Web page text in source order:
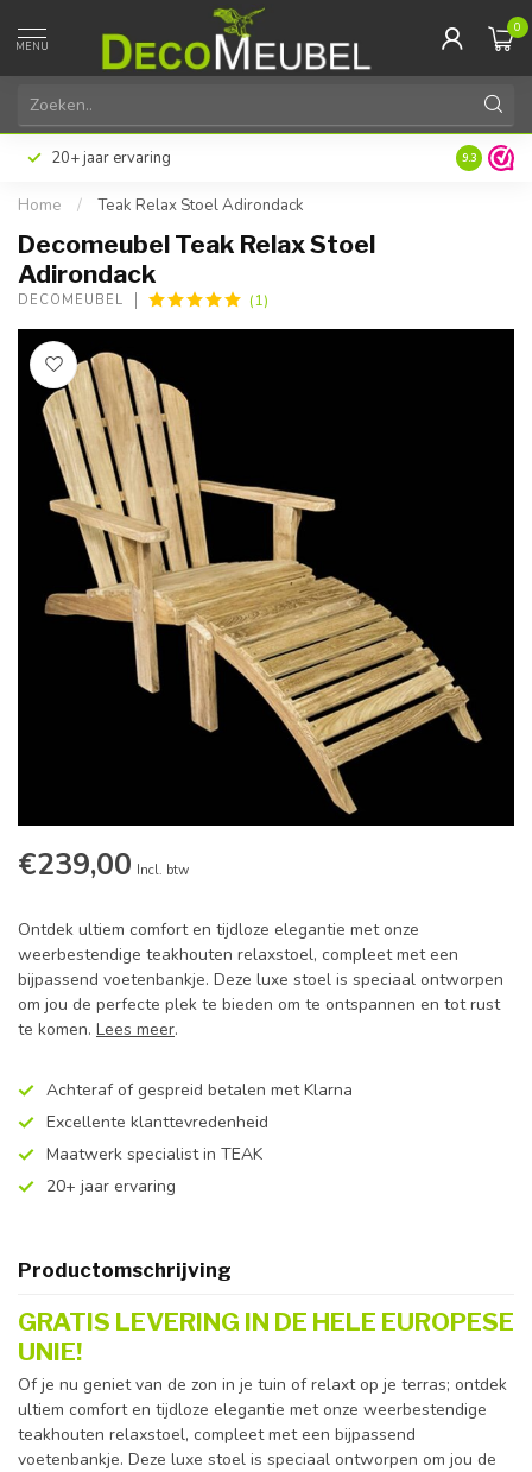
MENU
0
20+ jaar ervaring 9.3
Home / Teak Relax Stoel Adirondack
Decomeubel Teak Relax Stoel
Adirondack
DECOMEUBEL (1)
€239,00 Incl. btw
Ontdek ultiem comfort en tijdloze elegantie met onze
weerbestendige teakhouten relaxstoel, compleet met een
bijpassend voetenbankje. Deze luxe stoel is speciaal ontworpen
om jou de perfecte plek te bieden om te ontspannen en tot rust
te komen. Lees meer.
Achteraf of gespreid betalen met Klarna
Excellente klanttevredenheid
Maatwerk specialist in TEAK
20+ jaar ervaring
Productomschrijving
GRATIS LEVERING IN DE HELE EUROPESE
UNIE!
Of je nu geniet van de zon in je tuin of relaxt op je terras; ontdek
ultiem comfort en tijdloze elegantie met onze weerbestendige
teakhouten relaxstoel, compleet met een bijpassend
voetenbankje. Deze luxe stoel is speciaal ontworpen om jou de